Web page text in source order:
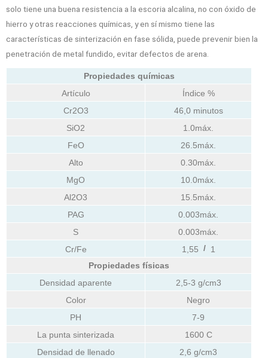
solo tiene una buena resistencia a la escoria alcalina, no con óxido de
hierro y otras reacciones químicas, y en sí mismo tiene las
características de sinterización en fase sólida, puede prevenir bien la
penetración de metal fundido, evitar defectos de arena.
Propiedades químicas
Artículo
Índice %
Cr2O3
46,0 minutos
SiO2
1.0máx.
FeO
26.5máx.
Alto
0.30máx.
MgO
10.0máx.
Al2O3
15.5máx.
PAG
0.003máx.
S
0.003máx.
Cr/Fe
1,55 / 1
Propiedades físicas
Densidad aparente
2,5-3 g/cm3
Color
Negro
PH
7-9
La punta sinterizada
1600 C
Densidad de llenado
2,6 g/cm3